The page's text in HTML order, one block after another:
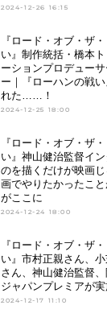
2024-12-26 16:15
『ロード・オブ・ザ
い』制作統括・橋本
ーションプロデュー
ー｜『ローハンの戦
れた……！
2024-12-25 18:00
『ロード・オブ・ザ
い』神山健治監督イ
のを描くだけが映画
画でやりたかったこ
がここに
2024-12-24 18:00
『ロード・オブ・ザ
い』市村正親さん、
さん、神山健治監督
ジャパンプレミアが実
2024-12-17 11:10